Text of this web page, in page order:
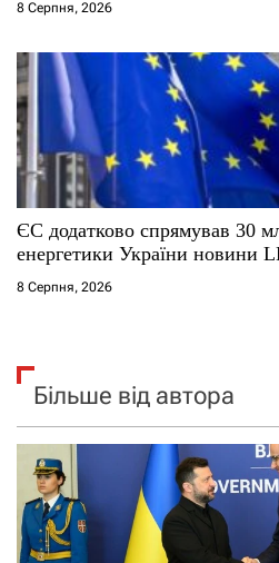
8 Серпня, 2026
ЄС додатково спрямував 30
енергетики України новини
8 Серпня, 2026
Більше від автора